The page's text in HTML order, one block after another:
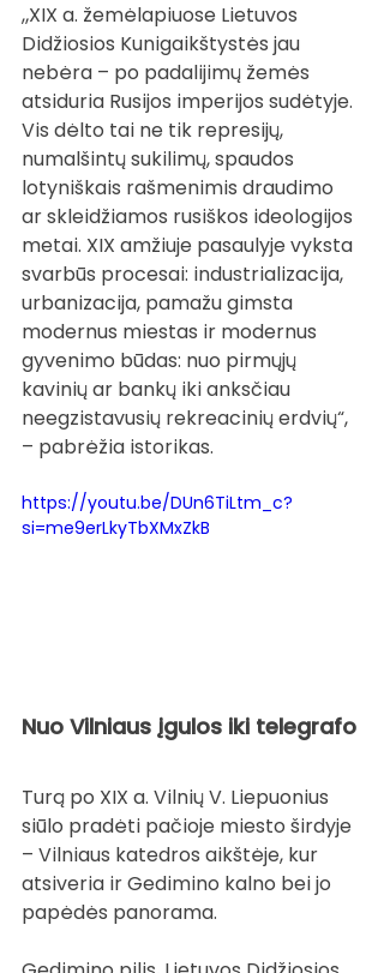
„XIX a. žemėlapiuose Lietuvos
Didžiosios Kunigaikštystės jau
nebėra – po padalijimų žemės
atsiduria Rusijos imperijos sudėtyje.
Vis dėlto tai ne tik represijų,
numalšintų sukilimų, spaudos
lotyniškais rašmenimis draudimo
ar skleidžiamos rusiškos ideologijos
metai. XIX amžiuje pasaulyje vyksta
svarbūs procesai: industrializacija,
urbanizacija, pamažu gimsta
modernus miestas ir modernus
gyvenimo būdas: nuo pirmųjų
kavinių ar bankų iki anksčiau
neegzistavusių rekreacinių erdvių“,
– pabrėžia istorikas.
https://youtu.be/DUn6TiLtm_c?
si=me9erLkyTbXMxZkB
Nuo Vilniaus įgulos iki telegrafo
Turą po XIX a. Vilnių V. Liepuonius
siūlo pradėti pačioje miesto širdyje
– Vilniaus katedros aikštėje, kur
atsiveria ir Gedimino kalno bei jo
papėdės panorama.